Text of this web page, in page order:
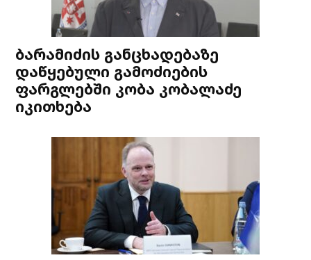
ბარამიძის განცხადებაზე
დაწყებული გამოძიების
ფარგლებში კობა კობალაძე
იკითხება